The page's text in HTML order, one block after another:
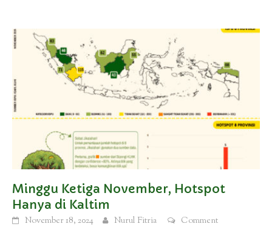
Minggu Ketiga November, Hotspot
Hanya di Kaltim
November 18, 2024 Nurul Fitria
Comment